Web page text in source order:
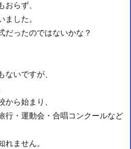
おらず、
ました。
だったのではないかな？
ないですが、
から始まり、
行・運動会・合唱コンクールなど
れません。